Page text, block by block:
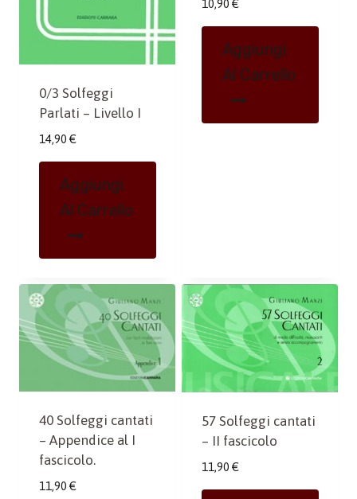
0/3 Solfeggi
Parlati – Livello I
14,90 €
Aggiungi
Al Carrello
10,90 €
Aggiungi
Al Carrello
40 Solfeggi cantati
– Appendice al I
fascicolo.
11,90 €
57 Solfeggi cantati
– II fascicolo
11,90 €